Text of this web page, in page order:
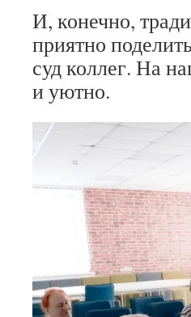
И, конечно,
приятно
суд коллег. На
и уютно.